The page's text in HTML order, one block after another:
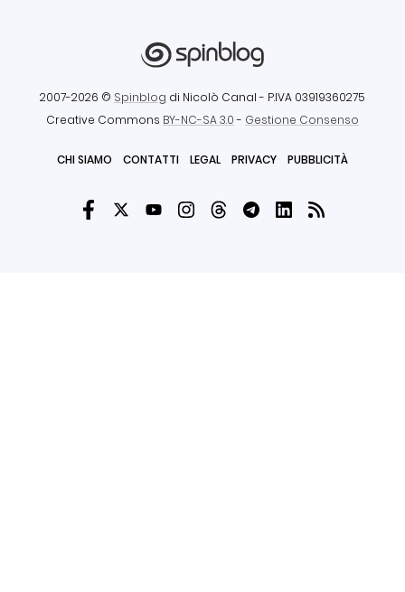
2007-2026 © Spinblog di Nicolò Canal - P.IVA 03919360275
Creative Commons BY-NC-SA 3.0- Gestione Consenso
CHI SIAMO CONTATTI LEGAL PRIVACY PUBBLICITÀ